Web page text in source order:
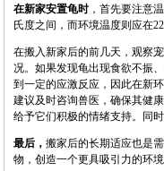
在新家安置龟时，首先要注意
氏度之间，而环境温度则应在
在搬入新家后的前几天，观察
况。如果发现龟出现食欲不振
到一定的应激反应，因此在新
建议及时咨询兽医，确保其健
给予它们积极的情绪支持。同
最后， 搬家后的长期适应也是
物，创造一个更具吸引力的环